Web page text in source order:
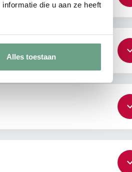
die u aan ze heeft
Alles toestaan